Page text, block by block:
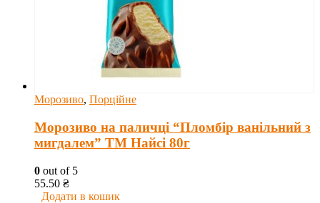
Морозиво, Порційне
Морозиво на паличці “Пломбір ванільний з
мигдалем” ТМ Найсі 80г
0 out of 5
55.50 ₴
Додати в кошик